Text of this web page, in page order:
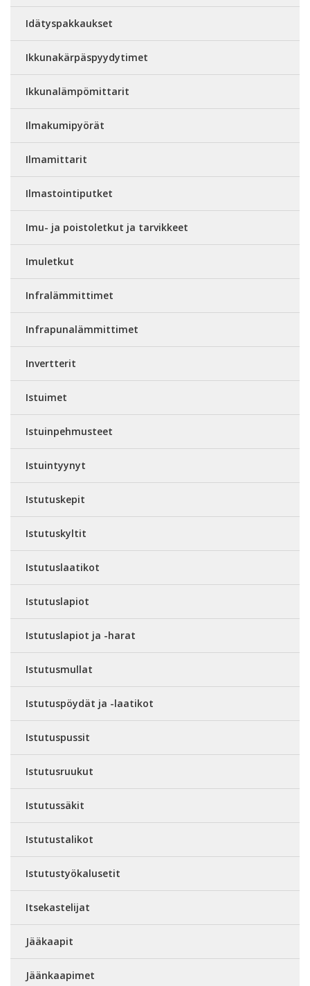
Idätyspakkaukset
Ikkunakärpäspyydytimet
Ikkunalämpömittarit
Ilmakumipyörät
Ilmamittarit
Ilmastointiputket
Imu- ja poistoletkut ja tarvikkeet
Imuletkut
Infralämmittimet
Infrapunalämmittimet
Invertterit
Istuimet
Istuinpehmusteet
Istuintyynyt
Istutuskepit
Istutuskyltit
Istutuslaatikot
Istutuslapiot
Istutuslapiot ja -harat
Istutusmullat
Istutuspöydät ja -laatikot
Istutuspussit
Istutusruukut
Istutussäkit
Istutustalikot
Istutustyökalusetit
Itsekastelijat
Jääkaapit
Jäänkaapimet